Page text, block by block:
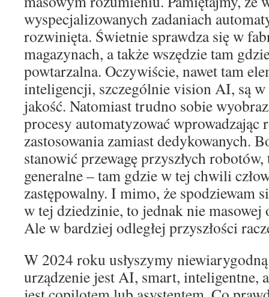
wyspecjalizowanych zadaniach
rozwinięta. Świetnie sprawdza się w
magazynach, a także wszędzie tam
powtarzalna. Oczywiście, nawet tam
inteligencji, szczególnie vision AI, są
jakość. Natomiast trudno sobie
procesy automatyzować wprowadzając
zastosowania zamiast dedykowanych.
stanowić przewagę przyszłych
generalne – tam gdzie w tej chwili
zastępowalny. I mimo, że spodziewam
w tej dziedzinie, to jednak nie masowej
Ale w bardziej odległej przyszłości
W 2024 roku usłyszymy
urządzenie jest AI, smart, inteligentne,